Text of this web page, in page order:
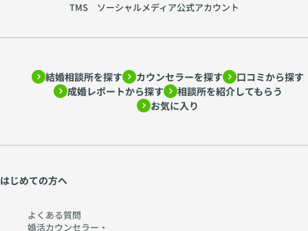
TMS ソーシャルメディア公式アカウント
結婚相談所を探す カウンセラーを探す
口コミから探す
成婚レポートから探す
相談所を紹介してもらう
お気に入り
はじめての方へ
よくある質問
婚活カウンセラー・